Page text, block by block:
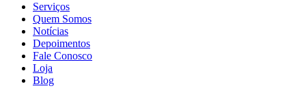
Serviços
Quem Somos
Notícias
Depoimentos
Fale Conosco
Loja
Blog